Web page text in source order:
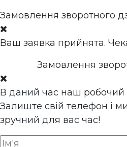
Замовлення зворотного
Ваш заявка прийнята.
Замовлення
В даний час наш робочий
Залиште свій телефон і
зручний для вас час!